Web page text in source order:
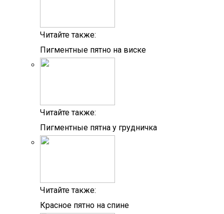
Читайте также:
Пигментные пятно на виске
Читайте также:
Пигментные пятна у грудничка
Читайте также:
Красное пятно на спине